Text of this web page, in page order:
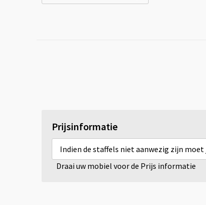
Prijsinformatie
Indien de staffels niet aanwezig zijn
Draai uw mobiel voor de Prijs informatie